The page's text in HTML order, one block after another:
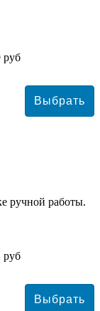
руб
ручной работы.
руб